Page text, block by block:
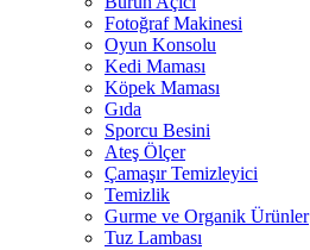
Fotoğraf Makinesi
Oyun Konsolu
Kedi Maması
Köpek Maması
Gıda
Sporcu Besini
Ateş Ölçer
Çamaşır Temizleyici
Temizlik
Gurme ve Organik Ürünler
Tuz Lambası